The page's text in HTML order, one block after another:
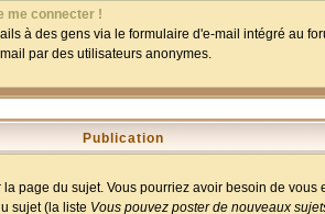
me connecter !
à des gens via le formulaire d'e-mail intégré au
par des utilisateurs anonymes.
Publication
page du sujet. Vous pourriez avoir besoin de
sujet (la liste Vous pouvez poster de nouveaux